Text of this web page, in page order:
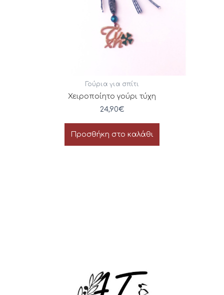
Γούρια για σπίτι
Χειροποίητο γούρι τύχη
24,90€
Προσθήκη στο καλάθι